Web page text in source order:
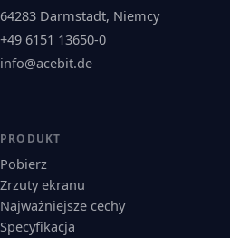
64283 Darmstadt, Niemcy
+49 6151 13650-0
info@acebit.de
PRODUKT
Pobierz
Zrzuty ekranu
Najważniejsze cechy
Specyfikacja